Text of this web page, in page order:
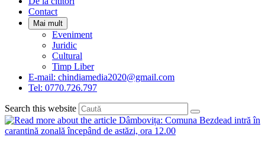
Contact
Mai mult
Eveniment
Juridic
Cultural
Timp Liber
E-mail: chindiamedia2020@gmail.com
Tel: 0770.726.797
Search this website